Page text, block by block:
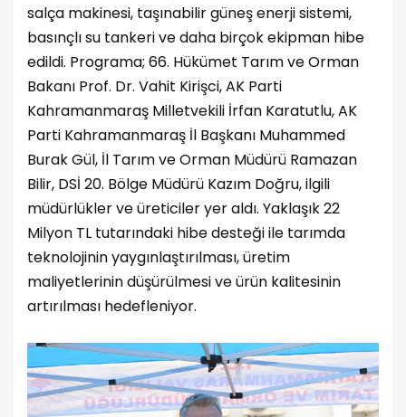
salça makinesi, taşınabilir güneş enerji sistemi,
basınçlı su tankeri ve daha birçok ekipman hibe
edildi. Programa; 66. Hükümet Tarım ve Orman
Bakanı Prof. Dr. Vahit Kirişci, AK Parti
Kahramanmaraş Milletvekili İrfan Karatutlu, AK
Parti Kahramanmaraş İl Başkanı Muhammed
Burak Gül, İl Tarım ve Orman Müdürü Ramazan
Bilir, DSİ 20. Bölge Müdürü Kazım Doğru, ilgili
müdürlükler ve üreticiler yer aldı. Yaklaşık 22
Milyon TL tutarındaki hibe desteği ile tarımda
teknolojinin yaygınlaştırılması, üretim
maliyetlerinin düşürülmesi ve ürün kalitesinin
artırılması hedefleniyor.